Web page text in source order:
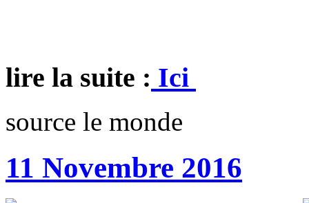
lire la suite : Ici
source le monde
11 Novembre 2016